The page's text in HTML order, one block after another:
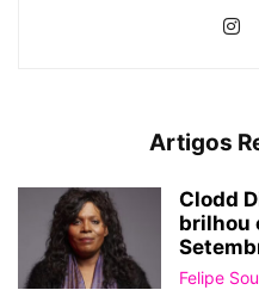
Artigos
Clodd
brilhou
Felipe